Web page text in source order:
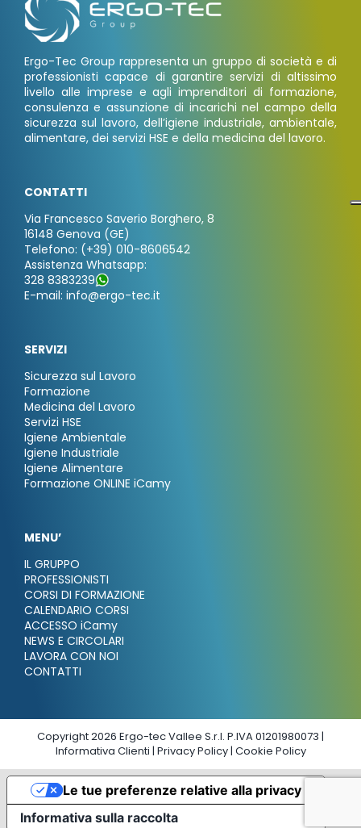
Ergo-Tec Group rappresenta un gruppo di società e di
professionisti capace di garantire servizi di altissimo
livello alle imprese e agli imprenditori di formazione,
consulenza e assunzione di incarichi nel campo della
sicurezza sul lavoro, dell’igiene industriale, ambientale,
alimentare, dei servizi HSE e della medicina del lavoro.
CONTATTI
Via Francesco Saverio Borghero, 8
16148 Genova (GE)
Telefono: (+39) 010-8606542
Assistenza Whatsapp:
328 8383239
E-mail: info@ergo-tec.it
SERVIZI
Sicurezza sul Lavoro
Formazione
Medicina del Lavoro
Servizi HSE
Igiene Ambientale
Igiene Industriale
Igiene Alimentare
Formazione ONLINE iCamy
MENU’
IL GRUPPO
PROFESSIONISTI
CORSI DI FORMAZIONE
CALENDARIO CORSI
ACCESSO iCamy
NEWS E CIRCOLARI
LAVORA CON NOI
CONTATTI
Copyright 2026 Ergo-tec Vallee S.r.l. P.IVA 01201980073 |
Informativa Clienti | Privacy Policy| Cookie Policy
Informativa sulla raccolta
Le tue preferenze relative alla privacy